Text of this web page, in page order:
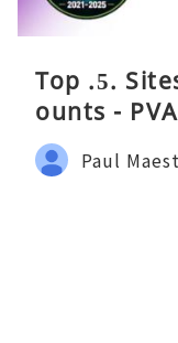
Top .5.
ounts -
Paul